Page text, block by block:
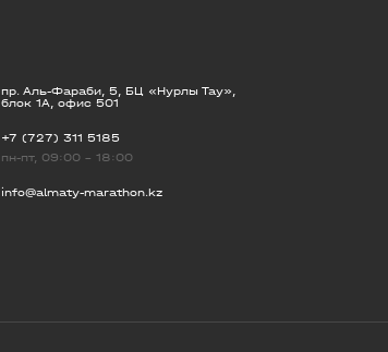
пр. Аль-Фараби, 5, БЦ «Нурлы Тау»,
блок 1А, офис 501
+7 (727) 311 5185
пн-пт, 09:00 - 18:00
info@almaty-marathon.kz